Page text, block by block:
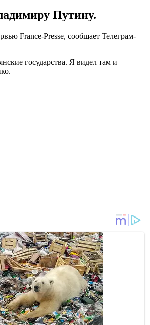
Путину.
France-Presse, сообщает Телеграм-
государства. Я видел там и